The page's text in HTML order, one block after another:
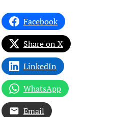
Facebook
Share on X
LinkedIn
WhatsApp
Email